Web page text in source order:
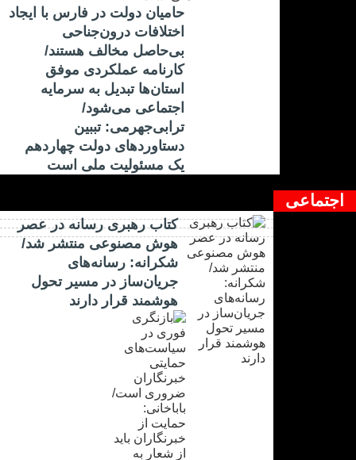
حامیان دولت در فارس با ایجاد
اختلافات درون‌جناحی
بی‌حاصل مخالف هستند/
کارنامه عملکردی موفق
استان‌ها تبدیل به سرمایه
اجتماعی می‌شود/
ترابی‌جهرمی: تببین
دستاوردهای دولت چهاردهم
یک مسئولیت ملی است
اجتماعی
کتاب رهبری رسانه در عصر
هوش مصنوعی منتشر شد/
شکرانه: رسانه‌های
جریان‌ساز در مسیر تحول
هوشمند قرار دارند